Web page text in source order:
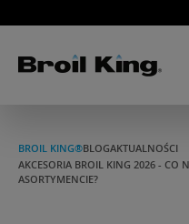
BROIL KING®BLOGAKTUALNOŚCI
AKCESORIA BROIL KING 2026 - CO
ASORTYMENCIE?